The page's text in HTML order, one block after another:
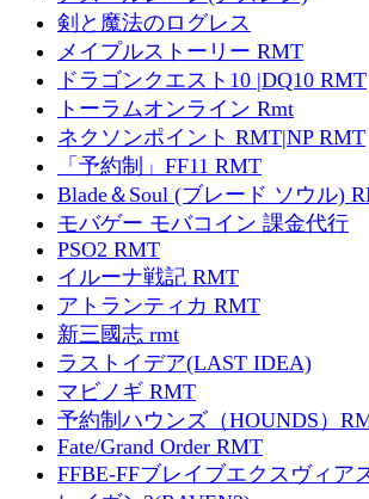
剣と魔法のログレス
メイプルストーリー RMT
ドラゴンクエスト10 |DQ10 RMT
トーラムオンライン Rmt
ネクソンポイント RMT|NP RMT
「予約制」FF11 RMT
Blade＆Soul (ブレード ソウル)
モバゲー モバコイン 課金代行
PSO2 RMT
イルーナ戦記 RMT
アトランティカ RMT
新三國志 rmt
ラストイデア(LAST IDEA)
マビノギ RMT
予約制ハウンズ（HOUNDS）
Fate/Grand Order RMT
FFBE-FFブレイブエクスヴィア